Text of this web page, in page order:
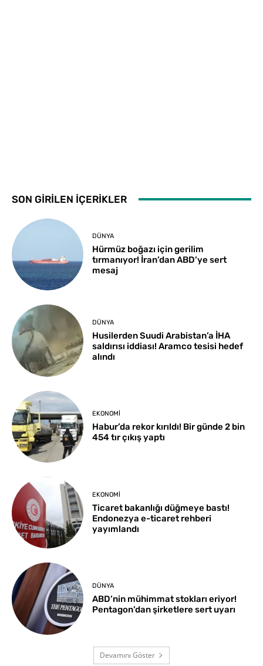
SON GİRİLEN İÇERİKLER
DÜNYA
Hürmüz boğazı için gerilim
tırmanıyor! İran’dan ABD’ye sert
mesaj
DÜNYA
Husilerden Suudi Arabistan’a İHA
saldırısı iddiası! Aramco tesisi hedef
alındı
EKONOMI
Habur’da rekor kırıldı! Bir günde 2 bin
454 tır çıkış yaptı
EKONOMI
Ticaret bakanlığı düğmeye bastı!
Endonezya e-ticaret rehberi
yayımlandı
DÜNYA
ABD’nin mühimmat stokları eriyor!
Pentagon’dan şirketlere sert uyarı
Devamını Göster